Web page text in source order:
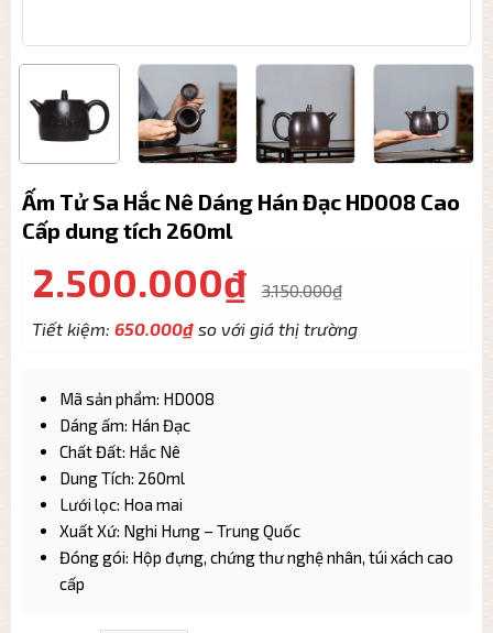
Ấm Tử Sa Hắc Nê Dáng Hán Đạc HD008 Cao
Cấp dung tích 260ml
2.500.000₫ 3.150.000₫
Tiết kiệm: 650.000₫so với giá thị trường
Mã sản phẩm: HD008
Dáng ấm: Hán Đạc
Chất Đất: Hắc Nê
Dung Tích: 260ml
Lưới lọc: Hoa mai
Xuất Xứ: Nghi Hưng – Trung Quốc
Đóng gói: Hộp đựng, chứng thư nghệ nhân, túi xách cao
cấp